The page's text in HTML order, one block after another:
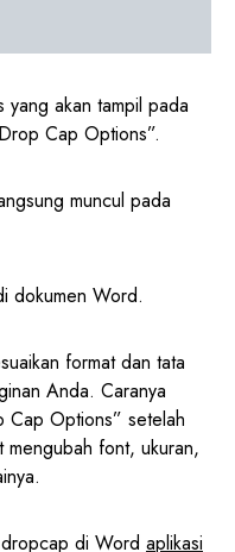
yang akan tampil pada
Cap Options”.
muncul pada
dokumen Word.
format dan tata
Anda. Caranya
Cap Options” setelah
font, ukuran,
di Word aplikasi